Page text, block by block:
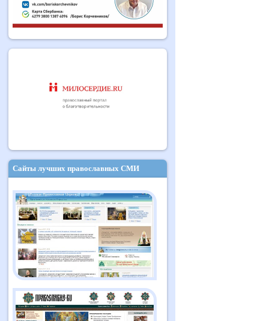
Сайты лучших православных СМИ